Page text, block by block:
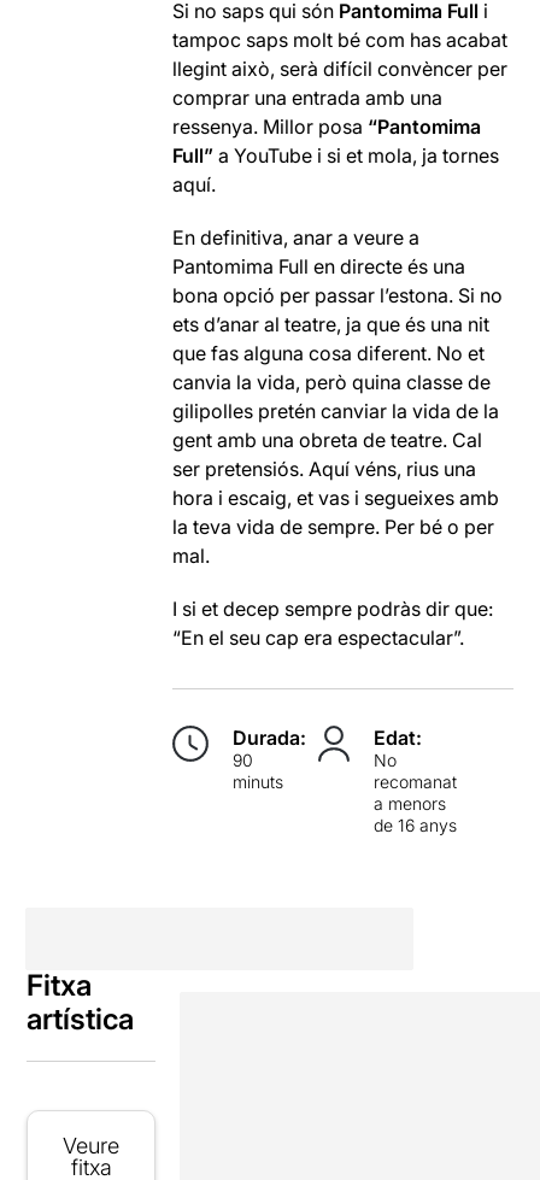
Si no saps qui són Pantomima Full i
tampoc saps molt bé com has acabat
llegint això, serà difícil convèncer per
comprar una entrada amb una
ressenya. Millor posa “Pantomima
Full” a YouTube i si et mola, ja tornes
aquí.
En definitiva, anar a veure a
Pantomima Full en directe és una
bona opció per passar l’estona. Si no
ets d’anar al teatre, ja que és una nit
que fas alguna cosa diferent. No et
canvia la vida, però quina classe de
gilipolles pretén canviar la vida de la
gent amb una obreta de teatre. Cal
ser pretensiós. Aquí véns, rius una
hora i escaig, et vas i segueixes amb
la teva vida de sempre. Per bé o per
mal.
I si et decep sempre podràs dir que:
“En el seu cap era espectacular”.
Durada:
90
minuts
Edat:
No
recomanat
a menors
de 16 anys
Fitxa
artística
Veure
fitxa